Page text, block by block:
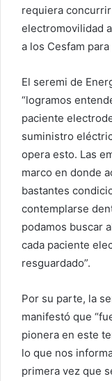
requiera
electromovilidad
a los Cesfam
El seremi de
“logramos
paciente
suministro
opera esto. Las
marco en donde
bastantes
contemplarse
podamos buscar
cada paciente
resguardado”.
Por su parte, la
manifestó que
pionera en este
lo que nos
primera vez que